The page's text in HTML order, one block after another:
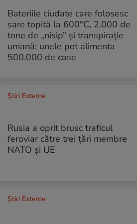
Bateriile ciudate care folosesc
sare topită la 600°C, 2.000 de
tone de „nisip” și transpirație
umană: unele pot alimenta
500.000 de case
Știri Externe
Rusia a oprit brusc traficul
feroviar către trei țări membre
NATO și UE
Știri Externe